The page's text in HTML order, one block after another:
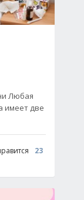
Любая
имеет две
23